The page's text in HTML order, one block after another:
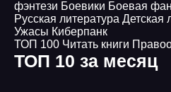
фэнтези Боевики Боевая
Русская литература Детская
Ужасы Киберпанк
ТОП 100 Читать книги
ТОП 10 за месяц